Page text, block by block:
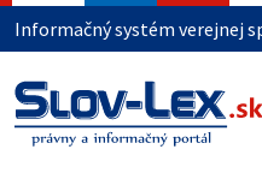
Informačný systém verejnej
Táto stránka je zabezpečená
Buďte pozorní a vždy sa